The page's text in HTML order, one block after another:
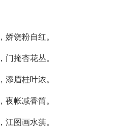
饶粉自红。
掩杏花丛。
眉桂叶浓。
夜帐减香筒。
图画水葓。